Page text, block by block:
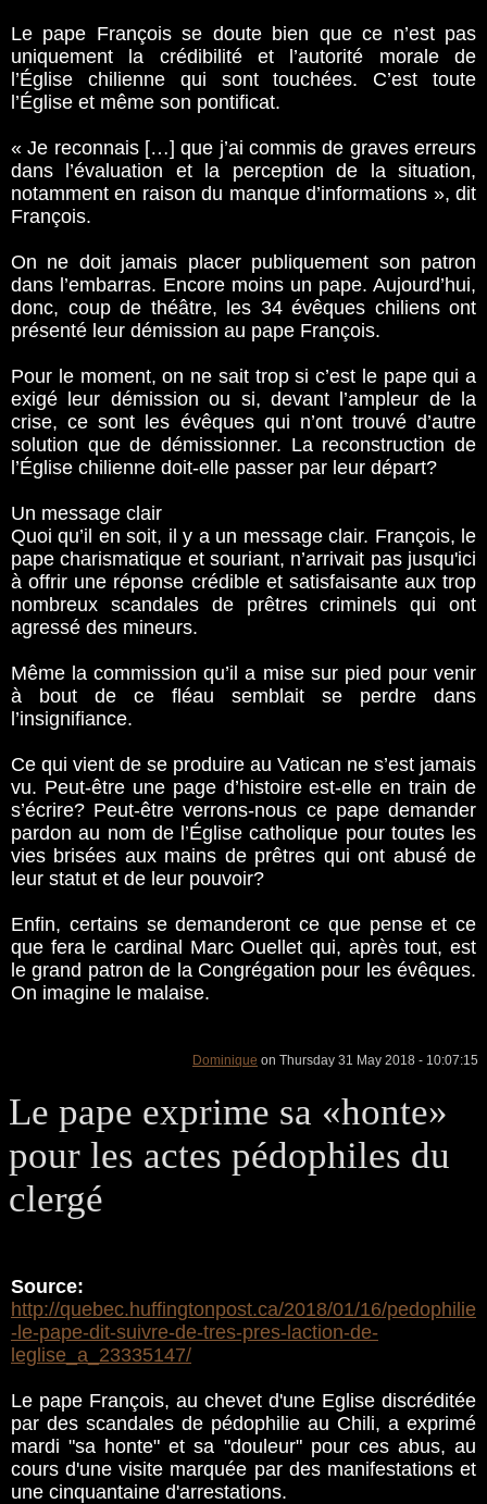
Le pape François se doute bien que ce n’est pas
uniquement la crédibilité et l’autorité morale de
l’Église chilienne qui sont touchées. C’est toute
l’Église et même son pontificat.
« Je reconnais […] que j’ai commis de graves erreurs
dans l’évaluation et la perception de la situation,
notamment en raison du manque d’informations », dit
François.
On ne doit jamais placer publiquement son patron
dans l’embarras. Encore moins un pape. Aujourd’hui,
donc, coup de théâtre, les 34 évêques chiliens ont
présenté leur démission au pape François.
Pour le moment, on ne sait trop si c’est le pape qui a
exigé leur démission ou si, devant l’ampleur de la
crise, ce sont les évêques qui n’ont trouvé d’autre
solution que de démissionner. La reconstruction de
l’Église chilienne doit-elle passer par leur départ?
Un message clair
Quoi qu’il en soit, il y a un message clair. François, le
pape charismatique et souriant, n’arrivait pas jusqu'ici
à offrir une réponse crédible et satisfaisante aux trop
nombreux scandales de prêtres criminels qui ont
agressé des mineurs.
Même la commission qu’il a mise sur pied pour venir
à bout de ce fléau semblait se perdre dans
l’insignifiance.
Ce qui vient de se produire au Vatican ne s’est jamais
vu. Peut-être une page d’histoire est-elle en train de
s’écrire? Peut-être verrons-nous ce pape demander
pardon au nom de l’Église catholique pour toutes les
vies brisées aux mains de prêtres qui ont abusé de
leur statut et de leur pouvoir?
Enfin, certains se demanderont ce que pense et ce
que fera le cardinal Marc Ouellet qui, après tout, est
le grand patron de la Congrégation pour les évêques.
On imagine le malaise.
Dominique on Thursday 31 May 2018 - 10:07:15
Le pape exprime sa «honte»
pour les actes pédophiles du
clergé
Source:
http://quebec.huffingtonpost.ca/2018/01/16/pedophilie
-le-pape-dit-suivre-de-tres-pres-laction-de-
leglise_a_23335147/
Le pape François, au chevet d'une Eglise discréditée
par des scandales de pédophilie au Chili, a exprimé
mardi "sa honte" et sa "douleur" pour ces abus, au
cours d'une visite marquée par des manifestations et
une cinquantaine d'arrestations.